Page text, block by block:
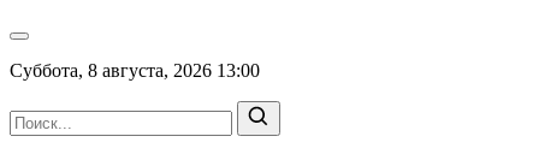
Суббота, 8 августа, 2026 13:00